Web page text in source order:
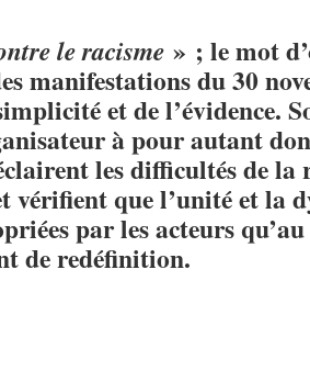
le racisme » ; le mot
manifestations du 30
et de l’évidence.
à pour autant
les difficultés de la
vérifient que l’unité et la
par les acteurs
de redéfinition.